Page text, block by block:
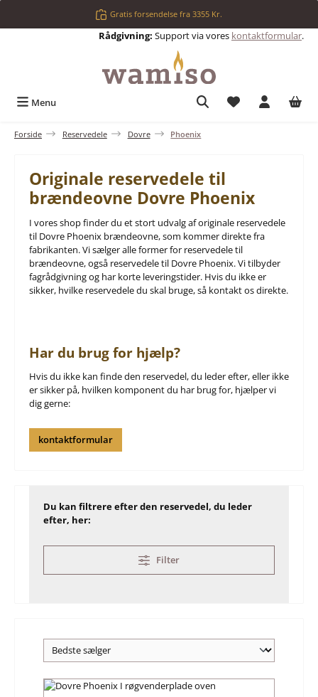
Gratis forsendelse fra 3355 Kr.
Rådgivning: Support via vores kontaktformular.
Menu Du har 0
Forside Reservedele Dovre Phoenix
Originale reservedele til
brændeovne Dovre Phoenix
I vores shop finder du et stort udvalg af originale reservedele
til Dovre Phoenix brændeovne, som kommer direkte fra
fabrikanten. Vi sælger alle former for reservedele til
brændeovne, også reservedele til Dovre Phoenix. Vi tilbyder
fagrådgivning og har korte leveringstider. Hvis du ikke er
sikker, hvilke reservedele du skal bruge, så kontakt os direkte.
Har du brug for hjælp?
Hvis du ikke kan finde den reservedel, du leder efter, eller ikke
er sikker på, hvilken komponent du har brug for, hjælper vi
dig gerne:
kontaktformular
Du kan filtrere efter den reservedel, du leder
efter, her:
Filter